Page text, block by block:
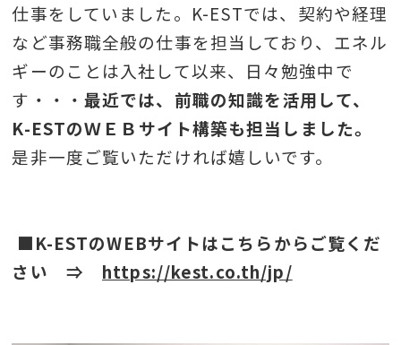
仕事をしていました。K-ESTでは、契約や経理
など事務職全般の仕事を担当しており、エネル
ギーのことは入社して以来、日々勉強中で
す・・・ 最近では、前職の知識を活用して、
K-ESTのＷＥＢサイト構築も担当しました。
是非一度ご覧いただければ嬉しいです。
■K-ESTのWEBサイトはこちらからご覧くだ
さい ⇒ https://kest.co.th/jp/